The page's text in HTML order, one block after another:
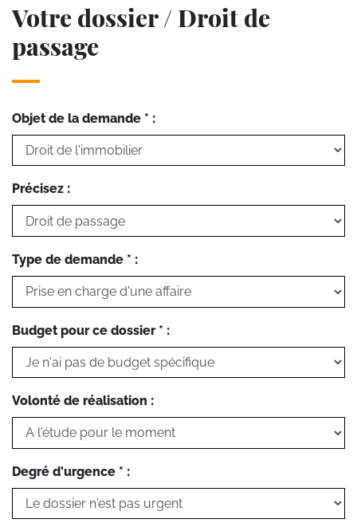
Votre dossier / Droit de
passage
Objet de la demande * :
Précisez :
Type de demande * :
Budget pour ce dossier * :
Volonté de réalisation :
Degré d'urgence * :